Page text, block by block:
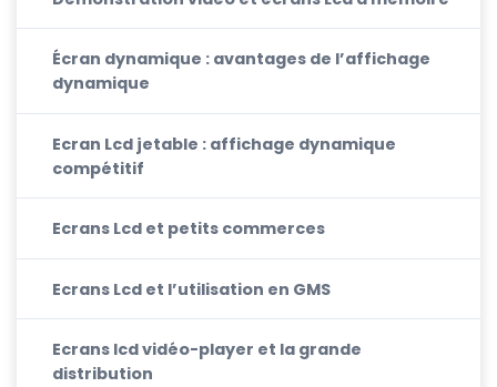
Écran dynamique : avantages de l’affichage
dynamique
Ecran Lcd jetable : affichage dynamique
compétitif
Ecrans Lcd et petits commerces
Ecrans Lcd et l’utilisation en GMS
Ecrans lcd vidéo-player et la grande
distribution